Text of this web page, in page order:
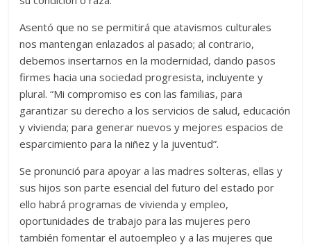
Asentó que no se permitirá que atavismos culturales
nos mantengan enlazados al pasado; al contrario,
debemos insertarnos en la modernidad, dando pasos
firmes hacia una sociedad progresista, incluyente y
plural. “Mi compromiso es con las familias, para
garantizar su derecho a los servicios de salud, educación
y vivienda; para generar nuevos y mejores espacios de
esparcimiento para la niñez y la juventud”.
Se pronunció para apoyar a las madres solteras, ellas y
sus hijos son parte esencial del futuro del estado por
ello habrá programas de vivienda y empleo,
oportunidades de trabajo para las mujeres pero
también fomentar el autoempleo y a las mujeres que